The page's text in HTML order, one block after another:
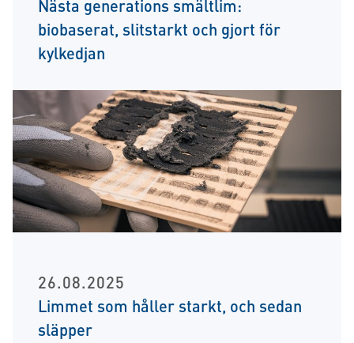
Nästa generations smältlim:
biobaserat, slitstarkt och gjort för
kylkedjan
26.08.2025
Limmet som håller starkt, och sedan
släpper